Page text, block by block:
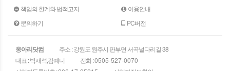
책임의 한계와 법적고지
이용안내
문의하기
PC버전
옹아리닷컴
주소 : 강원도 원주시 판부면 서곡널다리길 38
대표 : 박재석,김예니
전화 :0505-527-0070